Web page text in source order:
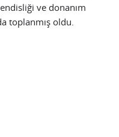
ve donanım
toplanmış oldu.